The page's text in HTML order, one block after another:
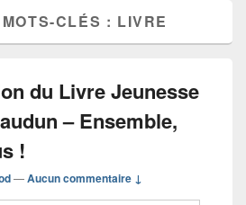
CLÉS : LIVRE
du Livre Jeunesse
– Ensemble,
!
—Aucun commentaire ↓